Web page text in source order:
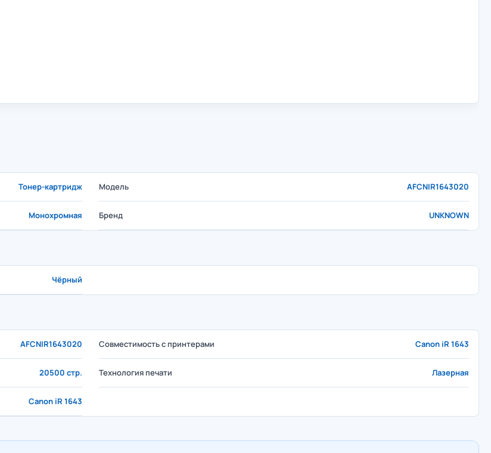
Тонер-картридж Модель AFCNIR1643020
Монохромная Бренд UNKNOWN
Чёрный
AFCNIR1643020 Совместимость с принтерами Canon iR 1643
20500 стр. Технология печати Лазерная
Canon iR 1643